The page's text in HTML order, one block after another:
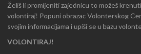
Želiš li promijeniti zajednicu to možeš
volontiraj! Popuni obrazac Volonterskog
svojim informacijama i upiši se u bazu
VOLONTIRAJ!